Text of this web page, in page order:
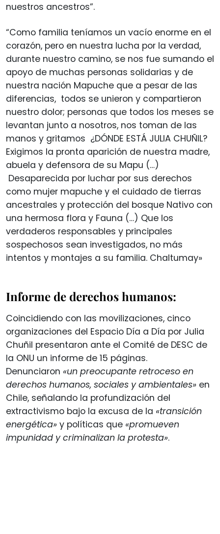
nuestros ancestros”.
“Como familia teníamos un vacío enorme en el
corazón, pero en nuestra lucha por la verdad,
durante nuestro camino, se nos fue sumando el
apoyo de muchas personas solidarias y de
nuestra nación Mapuche que a pesar de las
diferencias, todos se unieron y compartieron
nuestro dolor; personas que todos los meses se
levantan junto a nosotros, nos toman de las
manos y gritamos ¿DÓNDE ESTÁ JULIA CHUÑIL?
Exigimos la pronta aparición de nuestra madre,
abuela y defensora de su Mapu (…)
Desaparecida por luchar por sus derechos
como mujer mapuche y el cuidado de tierras
ancestrales y protección del bosque Nativo con
una hermosa flora y Fauna (…) Que los
verdaderos responsables y principales
sospechosos sean investigados, no más
intentos y montajes a su familia. Chaltumay»
Informe de derechos humanos:
Coincidiendo con las movilizaciones, cinco
organizaciones del Espacio Día a Día por Julia
Chuñil presentaron ante el Comité de DESC de
la ONU un informe de 15 páginas.
Denunciaron «un preocupante retroceso en
derechos humanos, sociales y ambientales» en
Chile, señalando la profundización del
extractivismo bajo la excusa de la «transición
energética» y políticas que «promueven
impunidad y criminalizan la protesta».